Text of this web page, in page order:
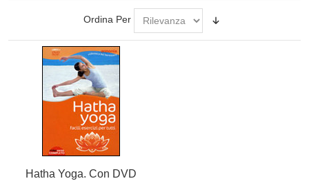
Ordina Per
Hatha Yoga. Con DVD